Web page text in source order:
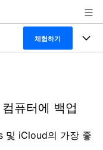
체험하기
퓨터에 백업
및 iCloud의 가장 좋